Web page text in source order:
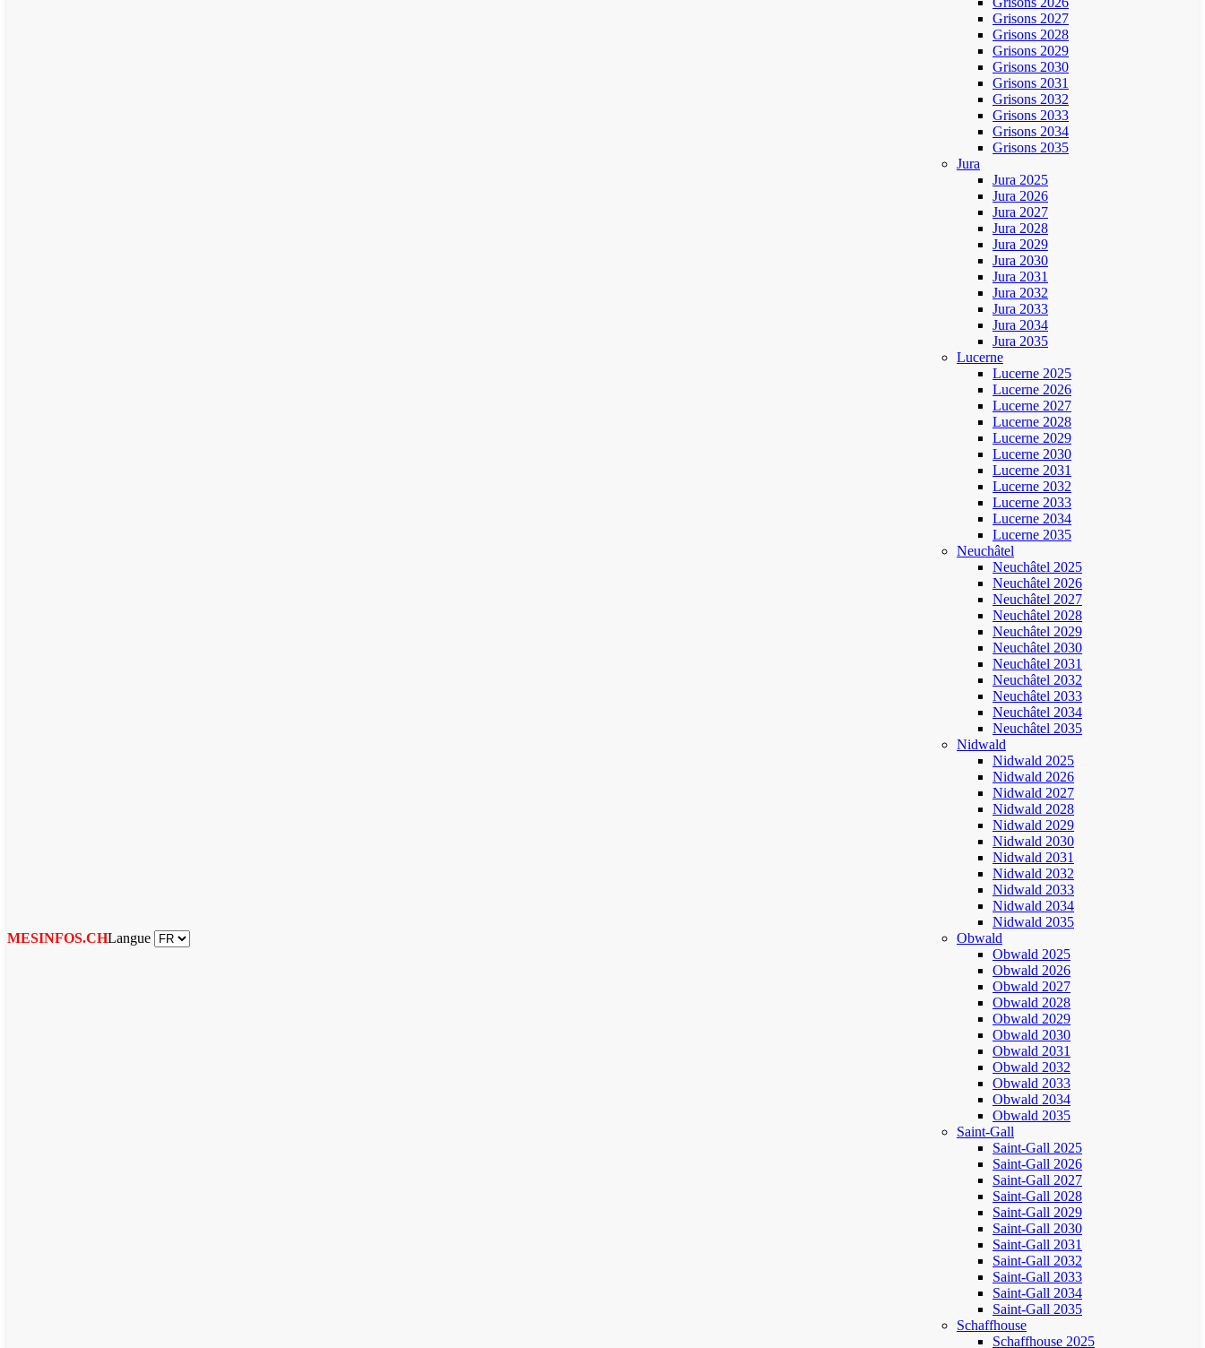
MESINFOS.CHLangue
Grisons 2027
Grisons 2028
Grisons 2029
Grisons 2030
Grisons 2031
Grisons 2032
Grisons 2033
Grisons 2034
Grisons 2035
Jura
Jura 2025
Jura 2026
Jura 2027
Jura 2028
Jura 2029
Jura 2030
Jura 2031
Jura 2032
Jura 2033
Jura 2034
Jura 2035
Lucerne
Lucerne 2025
Lucerne 2026
Lucerne 2027
Lucerne 2028
Lucerne 2029
Lucerne 2030
Lucerne 2031
Lucerne 2032
Lucerne 2033
Lucerne 2034
Lucerne 2035
Neuchâtel
Neuchâtel 2025
Neuchâtel 2026
Neuchâtel 2027
Neuchâtel 2028
Neuchâtel 2029
Neuchâtel 2030
Neuchâtel 2031
Neuchâtel 2032
Neuchâtel 2033
Neuchâtel 2034
Neuchâtel 2035
Nidwald
Nidwald 2025
Nidwald 2026
Nidwald 2027
Nidwald 2028
Nidwald 2029
Nidwald 2030
Nidwald 2031
Nidwald 2032
Nidwald 2033
Nidwald 2034
Nidwald 2035
Obwald
Obwald 2025
Obwald 2026
Obwald 2027
Obwald 2028
Obwald 2029
Obwald 2030
Obwald 2031
Obwald 2032
Obwald 2033
Obwald 2034
Obwald 2035
Saint-Gall
Saint-Gall 2025
Saint-Gall 2026
Saint-Gall 2027
Saint-Gall 2028
Saint-Gall 2029
Saint-Gall 2030
Saint-Gall 2031
Saint-Gall 2032
Saint-Gall 2033
Saint-Gall 2034
Saint-Gall 2035
Schaffhouse
Schaffhouse 2025